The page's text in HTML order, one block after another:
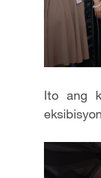
Ito ang